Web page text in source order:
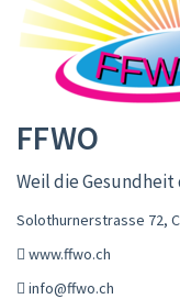
FFWO
Weil die Gesundheit
Solothurnerstrasse 72,
www.ffwo.ch
info@ffwo.ch